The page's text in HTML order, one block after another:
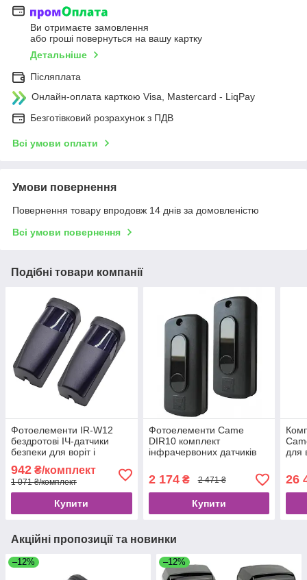
Ви отримаєте замовлення
або гроші повернуться на вашу картку
Детальніше
Післяплата
Онлайн-оплата карткою Visa, Mastercard - LiqPay
Безготівковий розрахунок з ПДВ
Всі умови оплати
Умови повернення
Повернення товару впродовж 14 днів за домовленістю
Всі умови повернення
Подібні товари компанії
Фотоелементи IR-W12
бездротові ІЧ-датчики
безпеки для воріт і
шлагбаумів
942 ₴/комплект
1 071 ₴/комплект
Купити
Фотоелементи Came
DIR10 комплект
інфрачервоних датчиків
шлагбаумів до 10м
2 174₴ 2 471 ₴
Купити
для
26
Акційні пропозиції та новинки
–12% –12%